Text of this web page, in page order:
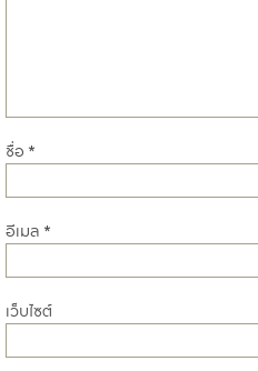
ชื่อ *
อีเมล *
เว็บไซต์